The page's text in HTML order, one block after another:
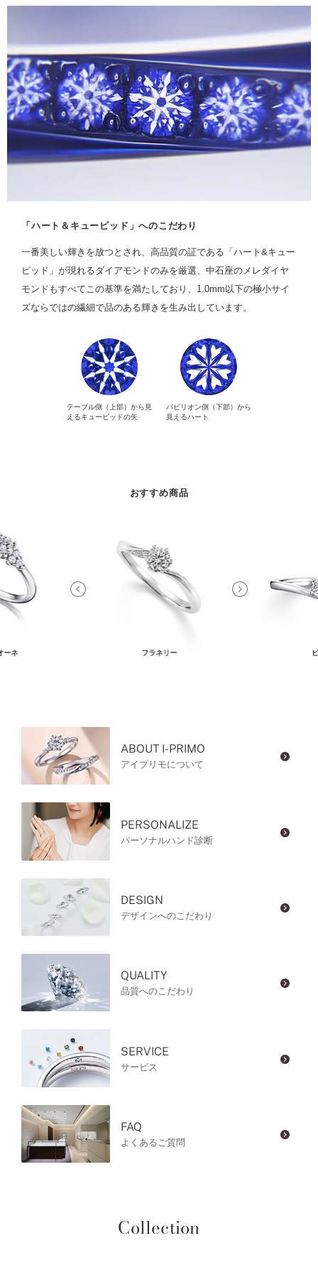
「ハート＆キューピッド」へのこだわり
一番美しい輝きを放つとされ、高品質の証である「ハート&キュー
ピッド」が現れるダイアモンドのみを厳選、中石座のメレダイヤ
モンドもすべてこの基準を満たしており、1.0mm以下の極小サイ
ズならではの繊細で品のある輝きを生み出しています。
テーブル側（上部）から見
えるキューピッドの矢
パビリオン側（下部）から
見えるハート
おすすめ商品
ーネ フラネリー
ABOUT I-PRIMO
アイプリモについて
PERSONALIZE
パーソナルハンド診断
DESIGN
デザインへのこだわり
QUALITY
品質へのこだわり
SERVICE
サービス
FAQ
よくあるご質問
Collection